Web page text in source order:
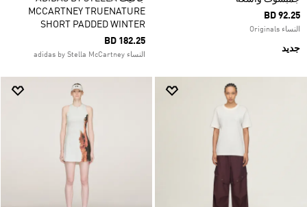
BD 92.25
النساء Originals
جديد
MCCARTNEY TRUENATURE
SHORT PADDED WINTER
BD 182.25
النساء adidas by Stella McCartney